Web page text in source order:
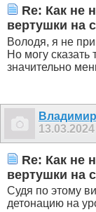
Re: Как не
вертушки на
Володя, я не
Но могу сказать
значительно
13.03.2024
Re: Как не
вертушки на
Судя по этому
детонацию на